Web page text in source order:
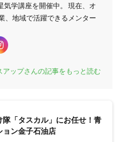
学講座を開催中。 現在、オ
、地域で活躍できるメンター
アップさんの記事をもっと読む
「タスカル」にお任せ！青
ョン金子石油店